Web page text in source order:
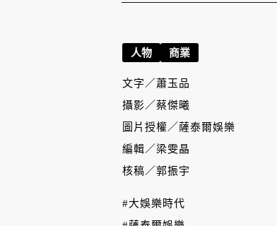
人物 商業
文字／蕭玉品
攝影／蔡傑曦
圖片授權／ 薩泰爾娛樂
編輯／梁雯晶
核稿／郭振宇
#大娛樂時代